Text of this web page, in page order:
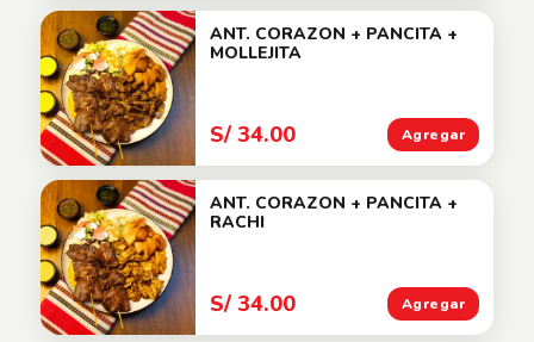
ANT. CORAZON + PANCITA +
MOLLEJITA
S/ 34.00 Agregar
ANT. CORAZON + PANCITA +
RACHI
S/ 34.00 Agregar